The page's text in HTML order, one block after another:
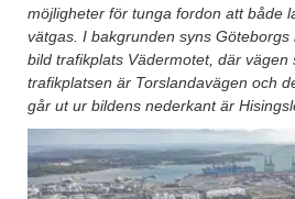
möjligheter för tunga fordon att både
vätgas. I bakgrunden syns
bild trafikplats Vädermotet, där vägen
trafikplatsen är Torslandavägen och
går ut ur bildens nederkant är